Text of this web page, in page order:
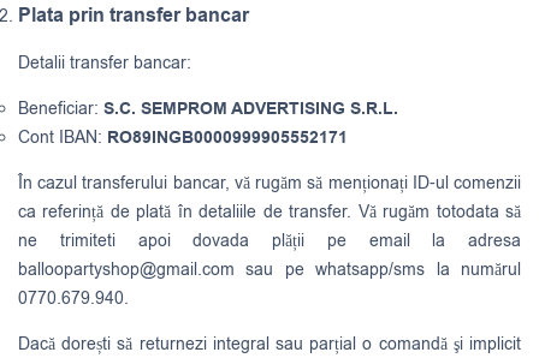
Plata prin transfer bancar
Detalii transfer bancar:
Beneficiar: S.C. SEMPROM ADVERTISING S.R.L.
Cont IBAN: RO89INGB0000999905552171
În cazul transferului bancar, vă rugăm să menționați ID-ul comenzii
ca referință de plată în detaliile de transfer. Vă rugăm totodata să
ne trimiteti apoi dovada plății pe email la adresa
balloopartyshop@gmail.com sau pe whatsapp/sms la numărul
0770.679.940.
Dacă dorești să returnezi integral sau parțial o comandă şi implicit